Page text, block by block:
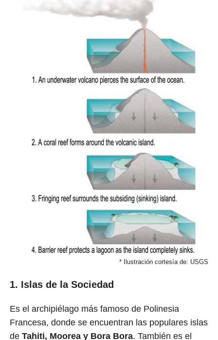
* Ilustración cortesía de: USGS
1. Islas de la Sociedad
Es el archipiélago más famoso de Polinesia
Francesa, donde se encuentran las populares islas
de Tahiti, Moorea y Bora Bora. También es el